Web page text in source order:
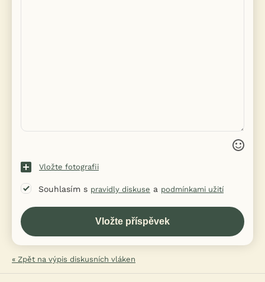
Vložte fotografii
Souhlasím s pravidly diskuse a podmínkami užití
« Zpět na výpis diskusních vláken